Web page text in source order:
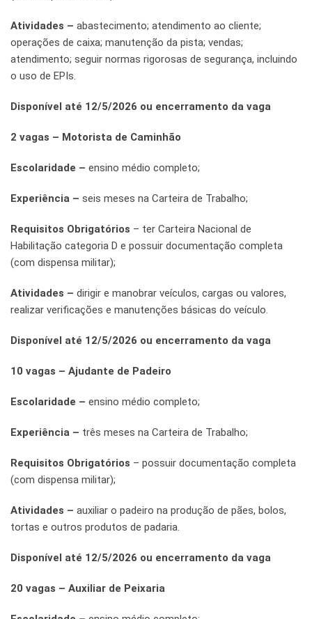
Atividades – abastecimento; atendimento ao cliente;
operações de caixa; manutenção da pista; vendas;
atendimento; seguir normas rigorosas de segurança, incluindo
o uso de EPIs.
Disponível até 12/5/2026 ou encerramento da vaga
2 vagas – Motorista de Caminhão
Escolaridade – ensino médio completo;
Experiência – seis meses na Carteira de Trabalho;
Requisitos Obrigatórios – ter Carteira Nacional de
Habilitação categoria D e possuir documentação completa
(com dispensa militar);
Atividades – dirigir e manobrar veículos, cargas ou valores,
realizar verificações e manutenções básicas do veículo.
Disponível até 12/5/2026 ou encerramento da vaga
10 vagas – Ajudante de Padeiro
Escolaridade – ensino médio completo;
Experiência – três meses na Carteira de Trabalho;
Requisitos Obrigatórios – possuir documentação completa
(com dispensa militar);
Atividades – auxiliar o padeiro na produção de pães, bolos,
tortas e outros produtos de padaria.
Disponível até 12/5/2026 ou encerramento da vaga
20 vagas – Auxiliar de Peixaria